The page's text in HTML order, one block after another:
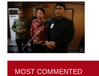
MOST COMMENTED